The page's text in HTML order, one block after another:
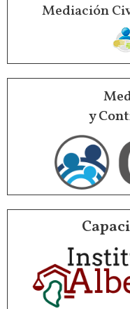
Mediación
y